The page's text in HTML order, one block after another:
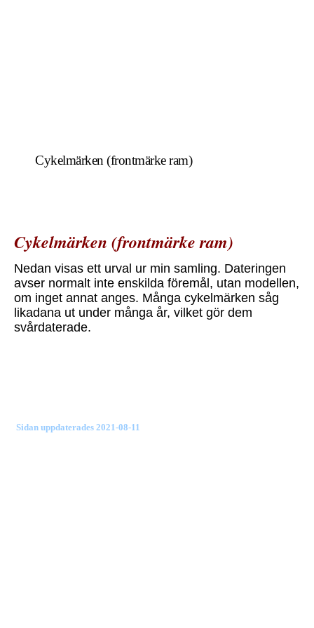
Cykelmärken (frontmärke ram)
Cykelmärken (frontmärke ram)
Nedan visas ett urval ur min samling. Dateringen
avser normalt inte enskilda föremål, utan modellen,
om inget annat anges. Många cykelmärken såg
likadana ut under många år, vilket gör dem
svårdaterade.
Sidan uppdaterades 2021-08-11